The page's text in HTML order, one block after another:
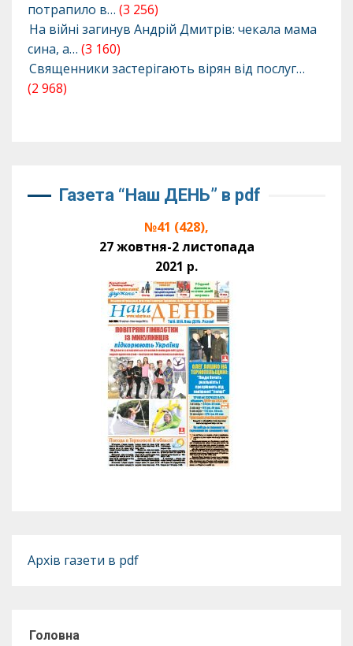
потрапило в… (3 256)
На війні загинув Андрій Дмитрів: чекала мама
сина, а… (3 160)
Священники застерігають вірян від послуг…
(2 968)
Газета “Наш ДЕНЬ” в pdf
№41 (428),
27 жовтня-2 листопада
2021 р.
Архів газети в pdf
Головна